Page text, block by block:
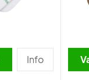
Info